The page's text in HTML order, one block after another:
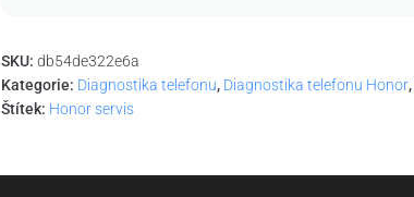
SKU: db54de322e6a
Kategorie: Diagnostika telefonu, Diagnostika telefonu Honor,
Štítek: Honor servis